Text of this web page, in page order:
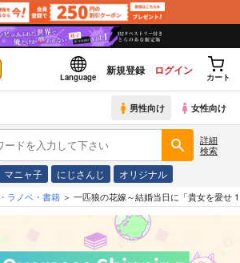
Language
新規登録 ログイン
カート
男性向け 女性向け
詳細
検索
マニャ子 にじさんじ オリジナル
ラノベ・書籍 一匹狼の花嫁～結婚当日に「貴女を愛せ 1